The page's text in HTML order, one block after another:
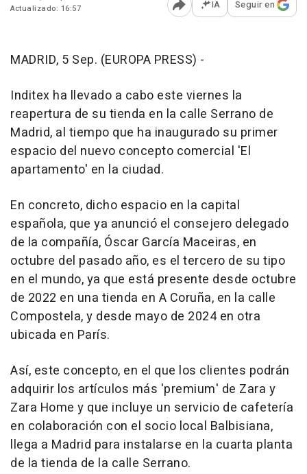
Actualizado: 16:57
Abrir opciones para
IA Seguir en
MADRID, 5 Sep. (EUROPA PRESS) -
Inditex ha llevado a cabo este viernes la
reapertura de su tienda en la calle Serrano de
Madrid, al tiempo que ha inaugurado su primer
espacio del nuevo concepto comercial 'El
apartamento' en la ciudad.
En concreto, dicho espacio en la capital
española, que ya anunció el consejero delegado
de la compañía, Óscar García Maceiras, en
octubre del pasado año, es el tercero de su tipo
en el mundo, ya que está presente desde octubre
de 2022 en una tienda en A Coruña, en la calle
Compostela, y desde mayo de 2024 en otra
ubicada en París.
Así, este concepto, en el que los clientes podrán
adquirir los artículos más 'premium' de Zara y
Zara Home y que incluye un servicio de cafetería
en colaboración con el socio local Balbisiana,
llega a Madrid para instalarse en la cuarta planta
de la tienda de la calle Serrano.